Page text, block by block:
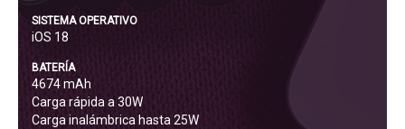
SISTEMA OPERATIVO
iOS 18
BATERÍA
4674 mAh
Carga rápida a 30W
Carga inalámbrica hasta 25W